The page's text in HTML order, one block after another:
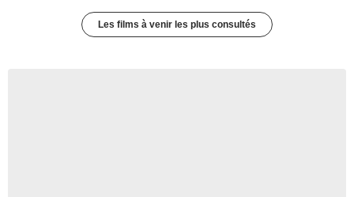
Les films à venir les plus consultés